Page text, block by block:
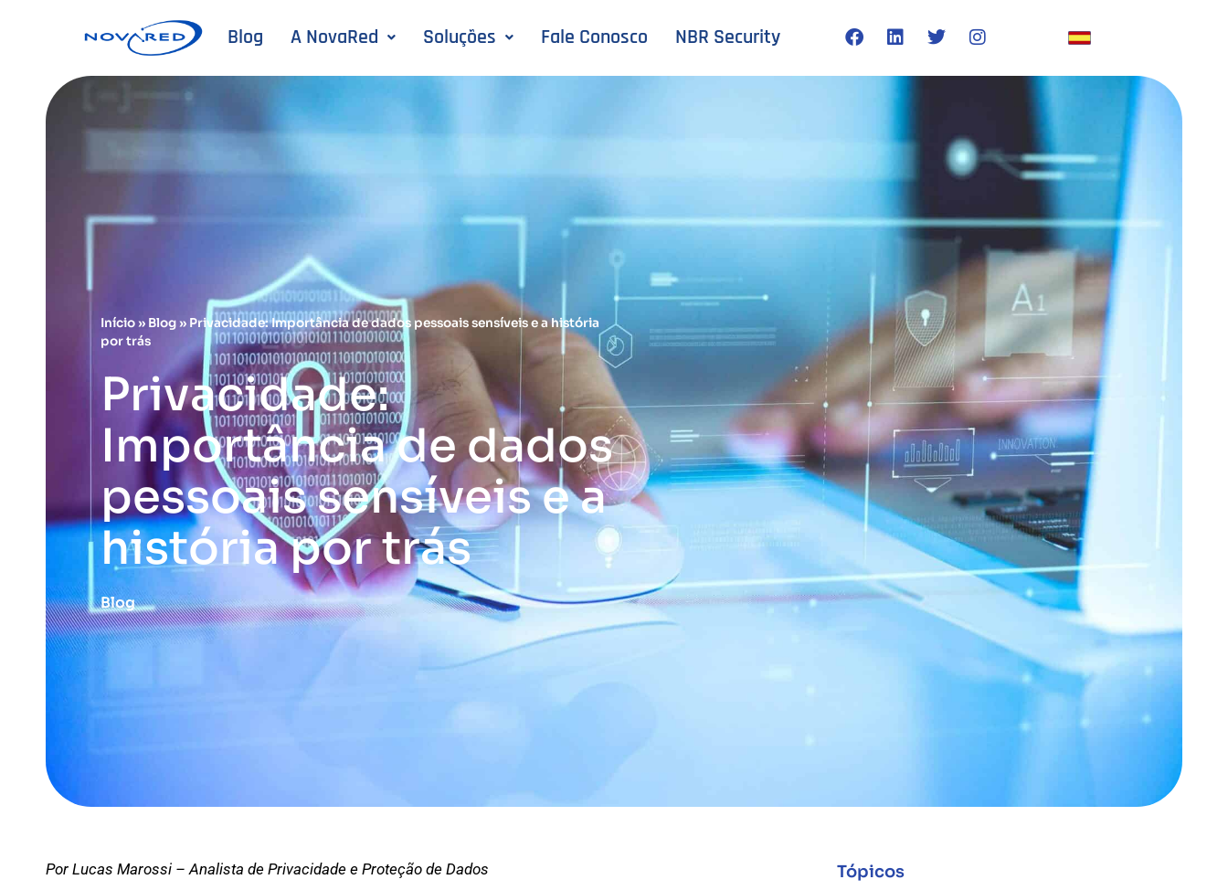
Blog A NovaRed Soluções Fale Conosco NBR Security
Início» Blog» Privacidade: Importância de dados pessoais sensíveis e a história
por trás
Privacidade:
Importância de dados
pessoais sensíveis e a
história por trás
Blog
Por Lucas Marossi – Analista de Privacidade e Proteção de Dados Tópicos